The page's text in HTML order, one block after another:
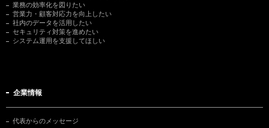
業務の効率化を図りたい
営業力・顧客対応力を向上したい
社内のデータを活用したい
セキュリティ対策を進めたい
システム運用を支援してほしい
企業情報
代表からのメッセージ